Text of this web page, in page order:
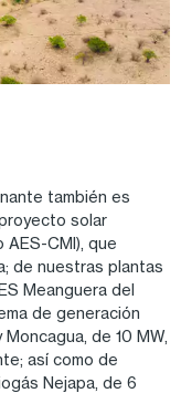
también es
solar
CMI), que
de nuestras plantas
Meanguera del
de generación
de 10 MW,
así como de
Nejapa, de 6